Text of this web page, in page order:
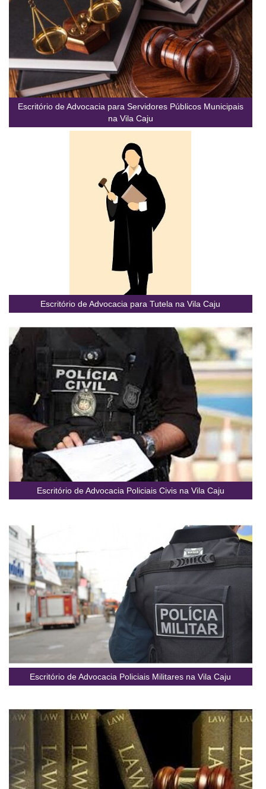
Escritório de Advocacia para Servidores Públicos Municipais
na Vila Caju
Escritório de Advocacia para Tutela na Vila Caju
Escritório de Advocacia Policiais Civis na Vila Caju
Escritório de Advocacia Policiais Militares na Vila Caju